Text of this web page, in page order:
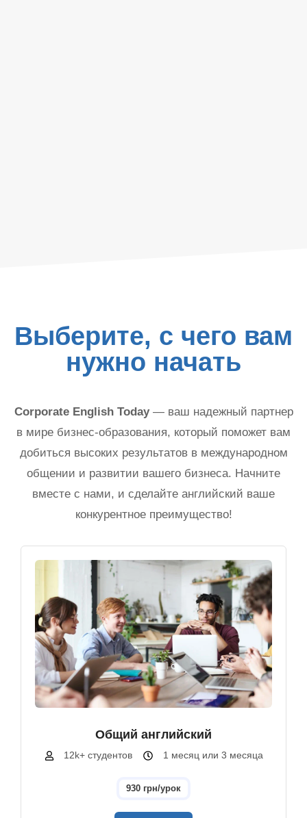
Выберите, с чего вам
нужно начать
Corporate English Today— ваш надежный партнер
в мире бизнес-образования, который поможет вам
добиться высоких результатов в международном
общении и развитии вашего бизнеса. Начните
вместе с нами, и сделайте английский ваше
конкурентное преимущество!
Общий английский
12k+ студентов 1 месяц или 3 месяца
930 грн/урок